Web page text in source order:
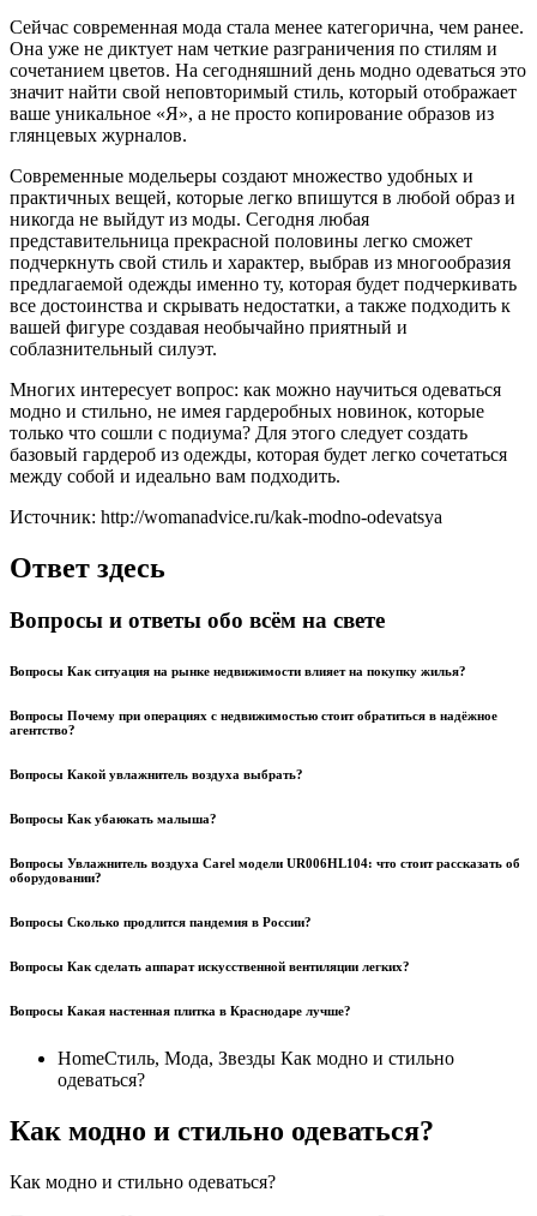
Сейчас современная мода стала менее категорична, чем ранее.
Она уже не диктует нам четкие разграничения по стилям и
сочетанием цветов. На сегодняшний день модно одеваться это
значит найти свой неповторимый стиль, который отображает
ваше уникальное «Я», а не просто копирование образов из
глянцевых журналов.
Современные модельеры создают множество удобных и
практичных вещей, которые легко впишутся в любой образ и
никогда не выйдут из моды. Сегодня любая
представительница прекрасной половины легко сможет
подчеркнуть свой стиль и характер, выбрав из многообразия
предлагаемой одежды именно ту, которая будет подчеркивать
все достоинства и скрывать недостатки, а также подходить к
вашей фигуре создавая необычайно приятный и
соблазнительный силуэт.
Многих интересует вопрос: как можно научиться одеваться
модно и стильно, не имея гардеробных новинок, которые
только что сошли с подиума? Для этого следует создать
базовый гардероб из одежды, которая будет легко сочетаться
между собой и идеально вам подходить.
Источник: http://womanadvice.ru/kak-modno-odevatsya
Ответ здесь
Вопросы и ответы обо всём на свете
Вопросы Как ситуация на рынке недвижимости влияет на покупку жилья?
Вопросы Почему при операциях с недвижимостью стоит обратиться в надёжное
агентство?
Вопросы Какой увлажнитель воздуха выбрать?
Вопросы Как убаюкать малыша?
Вопросы Увлажнитель воздуха Carel модели UR006HL104: что стоит рассказать об
оборудовании?
Вопросы Сколько продлится пандемия в России?
Вопросы Как сделать аппарат искусственной вентиляции легких?
Вопросы Какая настенная плитка в Краснодаре лучше?
HomeСтиль, Мода, Звезды Как модно и стильно
одеваться?
Как модно и стильно одеваться?
Как модно и стильно одеваться?